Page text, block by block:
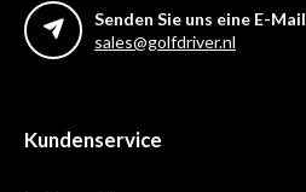
Senden Sie uns eine E-Mail
sales@golfdriver.nl
Kundenservice